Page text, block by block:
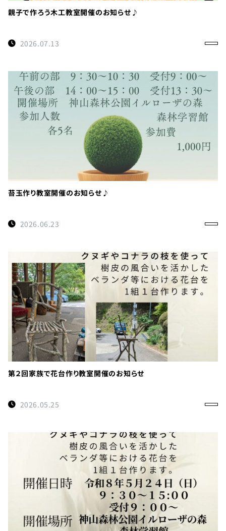
親子で作ろう木工教室開催のお知らせ♪
2026.07.13
苔玉作り教室開催のお知らせ♪
2026.06.23
第２回家族で花台作り教室開催のお知らせ
2026.05.25